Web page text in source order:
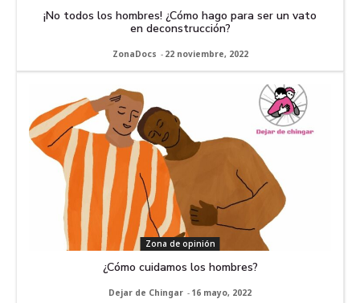
¡No todos los hombres! ¿Cómo hago para ser un vato
en deconstrucción?
ZonaDocs - 22 noviembre, 2022
Zona de opinión
¿Cómo cuidamos los hombres?
Dejar de Chingar - 16 mayo, 2022